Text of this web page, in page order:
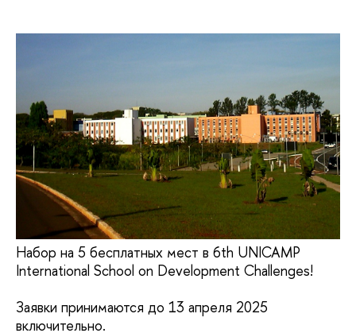
Набор на 5 бесплатных мест в 6th UNICAMP
International School on Development Challenges!
Заявки принимаются до 13 апреля 2025
включительно.